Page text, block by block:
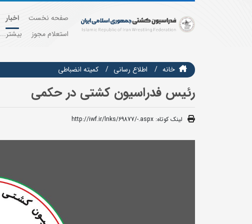
صفحه نخست اخبار
استعلام مجوز
بیشتر...
خانه اطلاع رسانی کمیته انضباطی
رئیس فدراسیون کشتی در حکمی
لینک کوتاه: http://iwf.ir/lnks/69877/-.aspx